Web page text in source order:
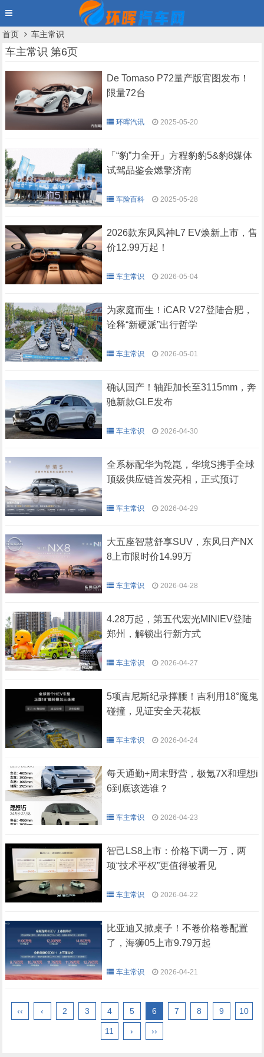
首页 车主常识
车主常识 第6页
De Tomaso P72量产版官图发布！
限量72台
环晖汽讯 2025-05-20
「“豹”力全开」方程豹豹5&豹8媒体
试驾品鉴会燃擎济南
车险百科 2025-05-28
2026款东风风神L7 EV焕新上市，售
价12.99万起！
车主常识 2026-05-04
为家庭而生！iCAR V27登陆合肥，
诠释“新硬派”出行哲学
车主常识 2026-05-01
确认国产！轴距加长至3115mm，奔
驰新款GLE发布
车主常识 2026-04-30
全系标配华为乾崑，华境S携手全球
顶级供应链首发亮相，正式预订
车主常识 2026-04-29
大五座智慧舒享SUV，东风日产NX
8上市限时价14.99万
车主常识 2026-04-28
4.28万起，第五代宏光MINIEV登陆
郑州，解锁出行新方式
车主常识 2026-04-27
5项吉尼斯纪录撑腰！吉利用18°魔鬼
碰撞，见证安全天花板
车主常识 2026-04-24
每天通勤+周末野营，极氪7X和理想i
6到底该选谁？
车主常识 2026-04-23
智己LS8上市：价格下调一万，两
项“技术平权”更值得被看见
车主常识 2026-04-22
比亚迪又掀桌子！不卷价格卷配置
了，海狮05上市9.79万起
车主常识 2026-04-21
‹‹ ‹ 2 3 4 5 6 7 8 9 10
11 › ››